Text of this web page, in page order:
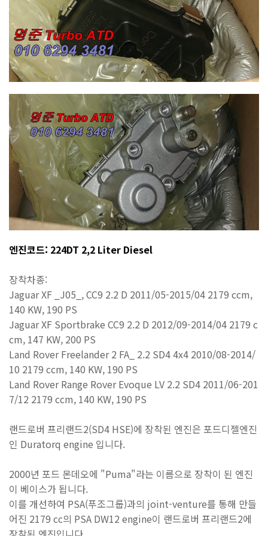
엔진코드: 224DT 2,2 Liter Diesel
장착차종:
Jaguar XF _J05_, CC9 2.2 D 2011/05-2015/04 2179 ccm,
140 KW, 190 PS
Jaguar XF Sportbrake CC9 2.2 D 2012/09-2014/04 2179 c
cm, 147 KW, 200 PS
Land Rover Freelander 2 FA_ 2.2 SD4 4x4 2010/08-2014/
10 2179 ccm, 140 KW, 190 PS
Land Rover Range Rover Evoque LV 2.2 SD4 2011/06-201
7/12 2179 ccm, 140 KW, 190 PS
랜드로버 프리랜드2(SD4 HSE)에 장착된 엔진은 포드디젤엔진
인 Duratorq engine 입니다.
2000년 포드 몬데오에 "Puma"라는 이름으로 장착이 된 엔진
이 베이스가 됩니다.
이를 개선하여 PSA(푸조그룹)과의 joint-venture를 통해 만들
어진 2179 cc의 PSA DW12 engine이 랜드로버 프리랜드2에